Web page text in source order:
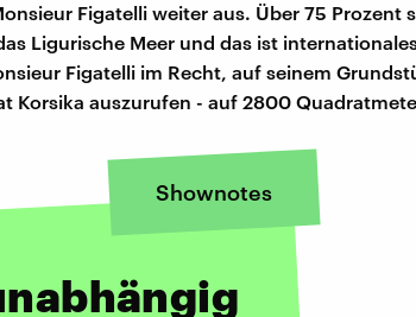
Figatelli weiter aus. Über 75 Prozent
Ligurische Meer und das ist
Figatelli im Recht, auf seinem
Korsika auszurufen - auf 2800
Shownotes